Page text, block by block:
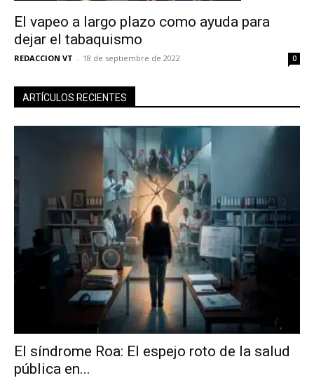
El vapeo a largo plazo como ayuda para
dejar el tabaquismo
REDACCION VT - 18 de septiembre de 2022 0
ARTÍCULOS RECIENTES
El síndrome Roa: El espejo roto de la salud
pública en...